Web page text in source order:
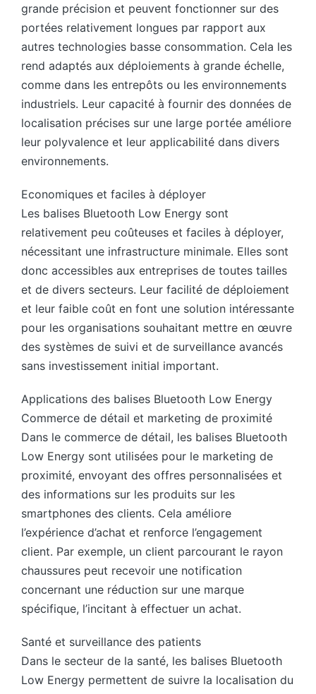
grande précision et peuvent fonctionner sur des
portées relativement longues par rapport aux
autres technologies basse consommation. Cela les
rend adaptés aux déploiements à grande échelle,
comme dans les entrepôts ou les environnements
industriels. Leur capacité à fournir des données de
localisation précises sur une large portée améliore
leur polyvalence et leur applicabilité dans divers
environnements.
Economiques et faciles à déployer
Les balises Bluetooth Low Energy sont
relativement peu coûteuses et faciles à déployer,
nécessitant une infrastructure minimale. Elles sont
donc accessibles aux entreprises de toutes tailles
et de divers secteurs. Leur facilité de déploiement
et leur faible coût en font une solution intéressante
pour les organisations souhaitant mettre en œuvre
des systèmes de suivi et de surveillance avancés
sans investissement initial important.
Applications des balises Bluetooth Low Energy
Commerce de détail et marketing de proximité
Dans le commerce de détail, les balises Bluetooth
Low Energy sont utilisées pour le marketing de
proximité, envoyant des offres personnalisées et
des informations sur les produits sur les
smartphones des clients. Cela améliore
l’expérience d’achat et renforce l’engagement
client. Par exemple, un client parcourant le rayon
chaussures peut recevoir une notification
concernant une réduction sur une marque
spécifique, l’incitant à effectuer un achat.
Santé et surveillance des patients
Dans le secteur de la santé, les balises Bluetooth
Low Energy permettent de suivre la localisation du